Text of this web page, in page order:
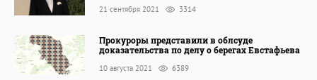
21 сентября 2021 3314
Прокуроры представили в облсуде
доказательства по делу о берегах Евстафьева
10 августа 2021 6389